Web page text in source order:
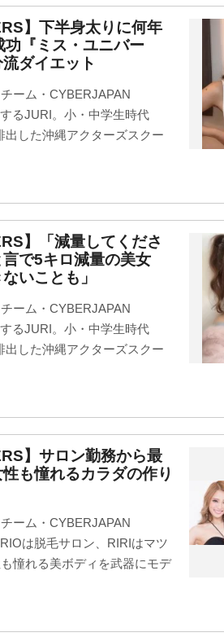
】下半身太りに何年
『ミス・ユニバー
ダイエット
ーム・CYBERJAPAN
るJURI。小・中学生時代
した沖縄アクターズスクー
】「減量してくださ
で5キロ減量の美女
いことも」
ーム・CYBERJAPAN
るJURI。小・中学生時代
した沖縄アクターズスクー
】サロン勤務から最
も憧れるカラダの作り
ーム・CYBERJAPAN
は脱毛サロン、RIRIはマツ
憧れる美ボディを武器にモデ